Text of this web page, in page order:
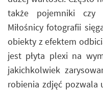
także pojemniki czy
Miłośnicy fotografii
obiekty z efektem
jest płyta plexi na
jakichkolwiek
robienia zdjęć pozwala